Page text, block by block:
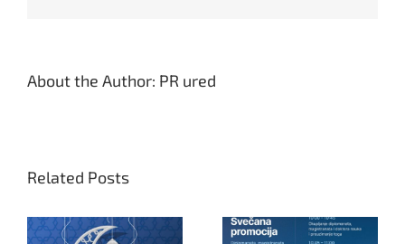
About the Author: PR ured
Related Posts